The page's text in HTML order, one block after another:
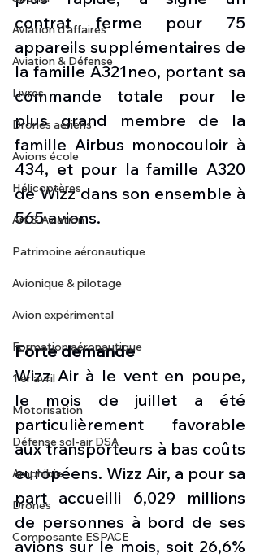
Aviation d'affaires
Aviation & Défense
Livres
Drones aériens
Avions école
Hélicoptères
Art & Aviation
Patrimoine aéronautique
Avionique & pilotage
Avion expérimental
Formation aéronautique
1 er avril
Motorisation
Défense sol-air DSA
Amphibie
Drones
Composante ESPACE
contrat ferme pour 75
appareils supplémentaires de
la famille A321neo, portant sa
commande totale pour le
plus grand membre de la
famille Airbus monocouloir à
434, et pour la famille A320
de Wizz dans son ensemble à
565 avions.
Forte demande
Wizz Air à le vent en poupe,
le mois de juillet a été
particulièrement favorable
aux transporteurs à bas coûts
européens. Wizz Air, a pour sa
part accueilli 6,029 millions
de personnes à bord de ses
avions sur le mois, soit 26,6%